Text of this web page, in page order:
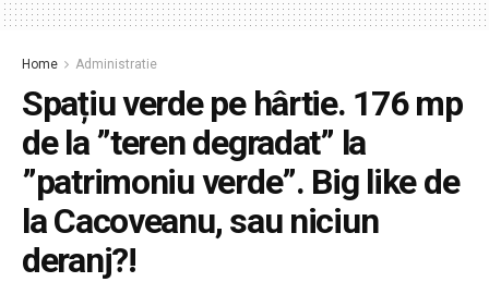
Home Administratie
Spațiu verde pe hârtie. 176 mp
de la ”teren degradat” la
”patrimoniu verde”. Big like de
la Cacoveanu, sau niciun
deranj?!